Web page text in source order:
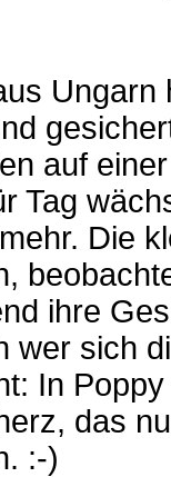
Ungarn
auf
Tag
Die
ihre
wer sich
In
das
:-)